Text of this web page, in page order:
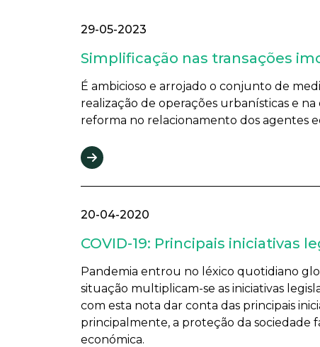
29-05-2023
Simplificação nas transações
É ambicioso e arrojado o conjunto de
realização de operações urbanísticas e
reforma no relacionamento dos agentes
20-04-2020
COVID-19: Principais
Pandemia entrou no léxico quotidiano
situação multiplicam-se as iniciativas
com esta nota dar conta das principais
principalmente, a proteção da sociedade
económica.